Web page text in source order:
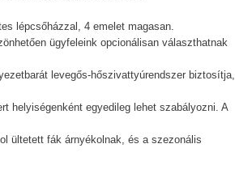
lépcsőházzal, 4 emelet magasan.
ügyfeleink opcionálisan választhatnak
levegős-hőszivattyúrendszer biztosítja,
helyiségenként egyedileg lehet szabályozni. A
ültetett fák árnyékolnak, és a szezonális